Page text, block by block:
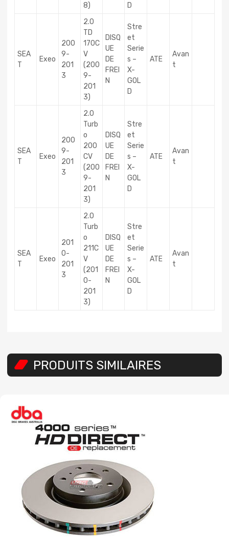
8)
D
SEA
T
Exeo
200
9-
201
3
2.0
TD
170C
V
(200
9-
201
3)
DISQ
UE
DE
FREI
N
Stre
et
Serie
s –
X-
GOL
D
ATE
Avan
t
SEA
T
Exeo
200
9-
201
3
2.0
Turb
o
200
CV
(200
9-
201
3)
DISQ
UE
DE
FREI
N
Stre
et
Serie
s –
X-
GOL
D
ATE
Avan
t
SEA
T
Exeo
201
0-
201
3
2.0
Turb
o
211C
V
(201
0-
201
3)
DISQ
UE
DE
FREI
N
Stre
et
Serie
s –
X-
GOL
D
ATE
Avan
t
PRODUITS SIMILAIRES